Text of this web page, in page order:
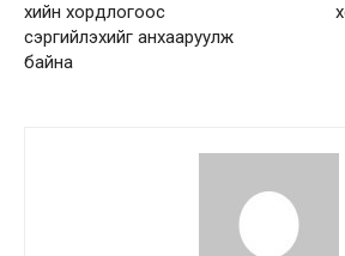
хийн хордлогоос
сэргийлэхийг анхааруулж
байна